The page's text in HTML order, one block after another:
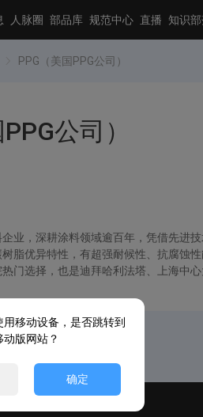
人脉圈 部品库 规范中心 直播 知识
PPG（美国PPG公司）
公司）
业，深耕涂料领域逾百年，凭借先进
脂优异特性，有超强耐候性、抗腐蚀
门选择，也是迪拜哈利法塔、上海中
移动设备，是否跳转到
动版网站？
确定